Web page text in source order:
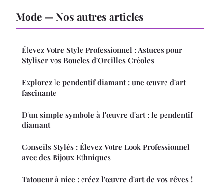
Mode — Nos autres articles
Élevez Votre Style Professionnel : Astuces pour
Styliser vos Boucles d'Oreilles Créoles
Explorez le pendentif diamant : une œuvre d'art
fascinante
D'un simple symbole à l'œuvre d'art : le pendentif
diamant
Conseils Stylés : Élevez Votre Look Professionnel
avec des Bijoux Ethniques
Tatoueur à nice : créez l'œuvre d'art de vos rêves !